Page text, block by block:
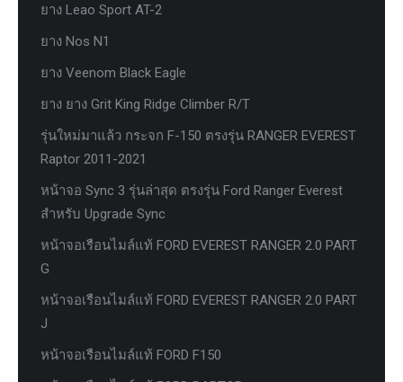
ยาง Leao Sport AT-2
ยาง Nos N1
ยาง Veenom Black Eagle
ยาง ยาง Grit King Ridge Climber R/T
รุ่นใหม่มาแล้ว กระจก F-150 ตรงรุ่น RANGER EVEREST
Raptor 2011-2021
หน้าจอ Sync 3 รุ่นล่าสุด ตรงรุ่น Ford Ranger Everest
สำหรับ Upgrade Sync
หน้าจอเรือนไมล์แท้ FORD EVEREST RANGER 2.0 PART
G
หน้าจอเรือนไมล์แท้ FORD EVEREST RANGER 2.0 PART
J
หน้าจอเรือนไมล์แท้ FORD F150